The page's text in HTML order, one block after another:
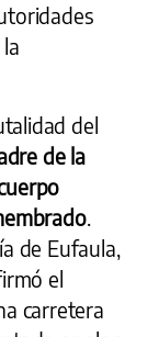
del
de la
.
de Eufaula,
el
carretera